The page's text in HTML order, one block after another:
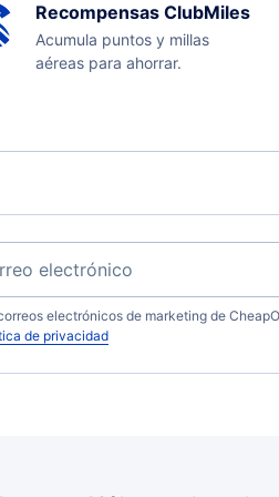
Recompensas ClubMiles
Acumula puntos y millas
aéreas para ahorrar.
electrónicos de marketing de
de privacidad